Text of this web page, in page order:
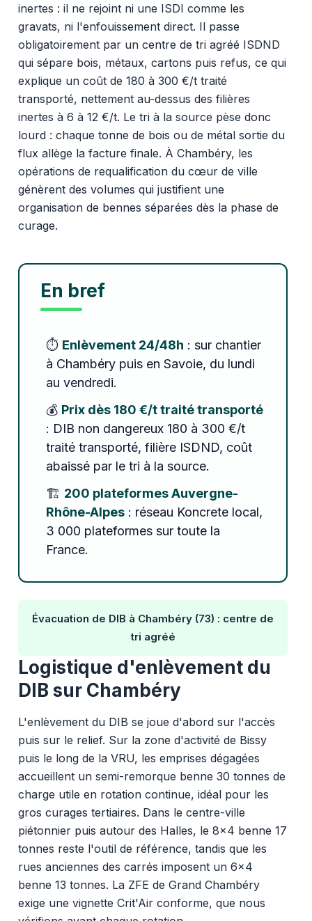
inertes : il ne rejoint ni une ISDI comme les
gravats, ni l'enfouissement direct. Il passe
obligatoirement par un centre de tri agréé ISDND
qui sépare bois, métaux, cartons puis refus, ce qui
explique un coût de 180 à 300 €/t traité
transporté, nettement au-dessus des filières
inertes à 6 à 12 €/t. Le tri à la source pèse donc
lourd : chaque tonne de bois ou de métal sortie du
flux allège la facture finale. À Chambéry, les
opérations de requalification du cœur de ville
génèrent des volumes qui justifient une
organisation de bennes séparées dès la phase de
curage.
En bref
⏱️ Enlèvement 24/48h : sur chantier
à Chambéry puis en Savoie, du lundi
au vendredi.
💰 Prix dès 180 €/t traité transporté
: DIB non dangereux 180 à 300 €/t
traité transporté, filière ISDND, coût
abaissé par le tri à la source.
🏗️ 200 plateformes Auvergne-
Rhône-Alpes: réseau Koncrete local,
3 000 plateformes sur toute la
France.
Évacuation de DIB à Chambéry (73) : centre de
tri agréé
Logistique d'enlèvement du
DIB sur Chambéry
L'enlèvement du DIB se joue d'abord sur l'accès
puis sur le relief. Sur la zone d'activité de Bissy
puis le long de la VRU, les emprises dégagées
accueillent un semi-remorque benne 30 tonnes de
charge utile en rotation continue, idéal pour les
gros curages tertiaires. Dans le centre-ville
piétonnier puis autour des Halles, le 8x4 benne 17
tonnes reste l'outil de référence, tandis que les
rues anciennes des carrés imposent un 6x4
benne 13 tonnes. La ZFE de Grand Chambéry
exige une vignette Crit'Air conforme, que nous